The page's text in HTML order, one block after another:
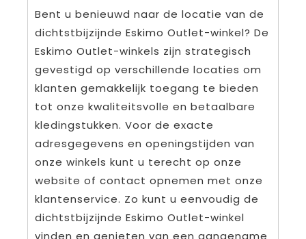
Bent u benieuwd naar de locatie van de
dichtstbijzijnde Eskimo Outlet-winkel? De
Eskimo Outlet-winkels zijn strategisch
gevestigd op verschillende locaties om
klanten gemakkelijk toegang te bieden
tot onze kwaliteitsvolle en betaalbare
kledingstukken. Voor de exacte
adresgegevens en openingstijden van
onze winkels kunt u terecht op onze
website of contact opnemen met onze
klantenservice. Zo kunt u eenvoudig de
dichtstbijzijnde Eskimo Outlet-winkel
vinden en genieten van een aangename